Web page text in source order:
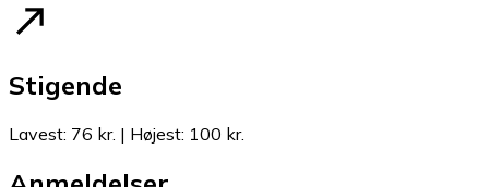
Stigende
Lavest: 76 kr. | Højest: 100 kr.